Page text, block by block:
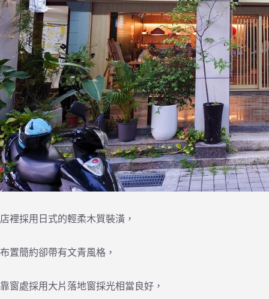
店裡採用日式的輕柔木質裝潢，
布置簡約卻帶有文青風格，
靠窗處採用大片落地窗採光相當良好，